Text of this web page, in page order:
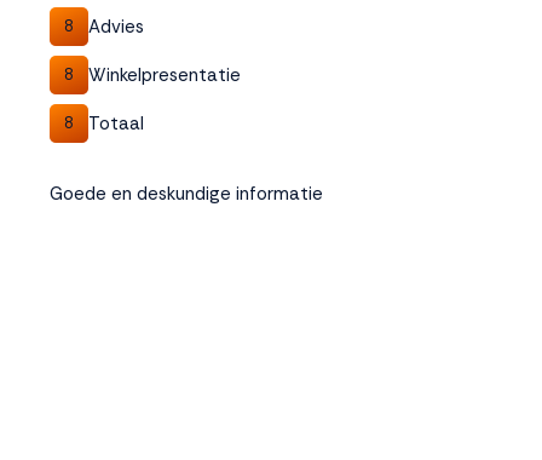
8 Advies
8 Winkelpresentatie
8 Totaal
Goede en deskundige informatie